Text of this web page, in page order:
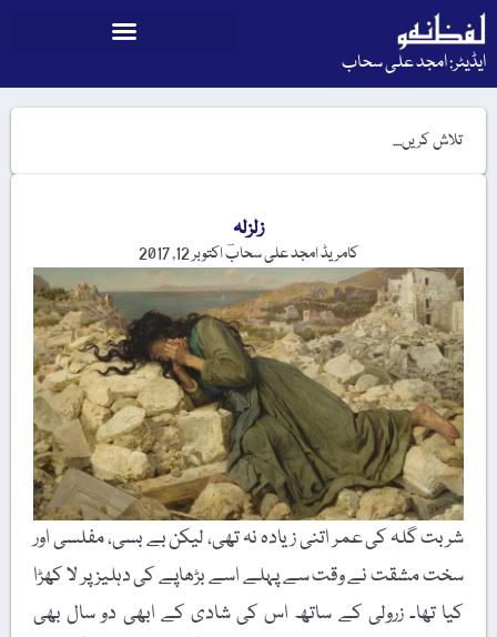
ایڈیٹر: امجد علی سحاب
زلزلہ
کامریڈ امجد علی سحابؔاکتوبر 12, 2017
شربت گلہ کی عمر اتنی زیادہ نہ تھی، لیکن بے بسی، مفلسی اور
سخت مشقت نے وقت سے پہلے اسے بڑھاپے کی دہلیز پر لا کھڑا
کیا تھا۔ زرولی کے ساتھ اس کی شادی کے ابھی دو سال بھی